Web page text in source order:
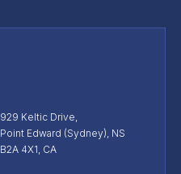
929 Keltic Drive,
Point Edward (Sydney), NS
B2A 4X1, CA